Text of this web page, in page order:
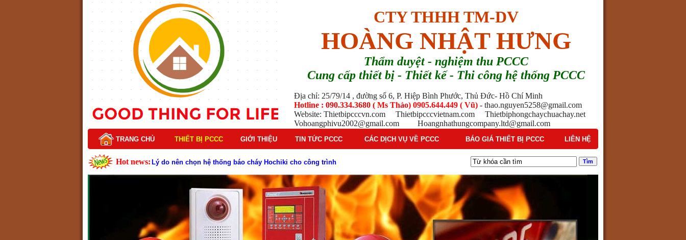
CTY THHH TM-DV
HOÀNG NHẬT HƯNG
Thẩm duyệt - nghiệm thu PCCC
Cung cấp thiết bị - Thiết kế - Thi công hệ thống PCCC
Địa chỉ: 25/79/14 , đường số 6, P. Hiệp Bình Phước, Thủ Đức- Hồ Chí Minh
Hotline : 090.334.3680 ( Ms Thảo) 0905.644.449 ( Vũ) - thao.nguyen5258@gmail.com
Website: Thietbipcccvn.com Thietbipcccvietnam.com Thietbiphongchaychuachay.net
Vohoangphivu2002@gmail.com Hoangnhathungcompany.ltd@gmail.com
TRANG CHỦ THIẾT BỊ PCCC GIỚI THIỆU TIN TỨC PCCC CÁC DỊCH VỤ VỀ PCCC BÁO GIÁ THIẾT BỊ PCCC LIÊN HỆ
Hot news: Lý do nên chọn hệ thống báo cháy Hochiki cho công trình
Cấu tạo và nguyên lý hoạt động của báo cháy Horing
Tìm hiểu chi tiết về hệ thống báo cháy Horing hiện nay
Các loại thang dây thoát hiểm phổ biến trên thị trường
Thang dây thoát hiểm có tác dụng gì trong tình huống khẩn cấp hiệu quả
Cấu tạo đầu phun chữa cháy trong hệ thống sprinkler tự động
Kim thu sét là gì? Cấu tạo, nguyên lý hoạt động và ứng dụng thực tế
Đầu phun chữa cháy là gì và nguyên lý hoạt động chi tiết
Đầu phun chữa cháy là gì ? Tìm hiểu chi tiết từ A-Z